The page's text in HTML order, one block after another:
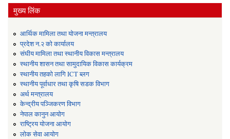
मुख्य लिंक
आर्थिक मामिला तथा योजना मन्त्रालय
प्रदेश न.२ को कार्यालय
संघीय मामिला तथा स्थानीय विकास मन्त्रालय
स्थानीय शासन तथा सामुदायिक विकास कार्यक्रम
स्थानीय तहको लागि ICT ब्लग
स्थानीय पूर्वाधार तथा कृषि सडक विभाग
अर्थ मन्त्रालय
केन्द्रीय पञ्जिकरण विभाग
नेपाल कानुन आयोग
राष्ट्रिय योजना आयोग
लोक सेवा आयोग